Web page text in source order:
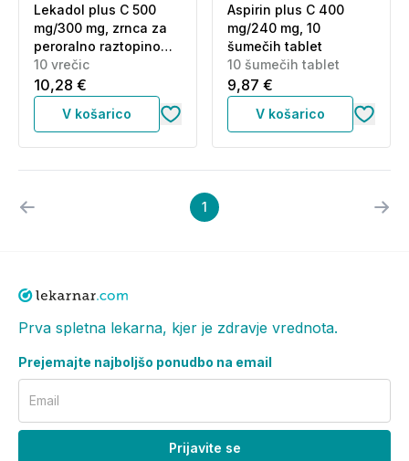
Lekadol plus C 500
mg/300 mg, zrnca za
peroralno raztopino
(10 vrečic)
10 vrečic
10,28 €
V košarico
Aspirin plus C 400
mg/240 mg, 10
šumečih tablet
10 šumečih tablet
9,87 €
V košarico
1
Prva spletna lekarna, kjer je zdravje vrednota.
Prejemajte najboljšo ponudbo na email
Email
Prijavite se